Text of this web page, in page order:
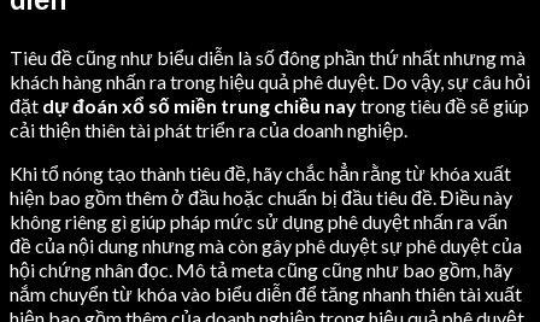
Tiêu đề cũng như biểu diễn là số đông phần thứ nhất nhưng mà
khách hàng nhấn ra trong hiệu quả phê duyệt. Do vậy, sự câu hỏi
đặt dự đoán xổ số miền trung chiều naytrong tiêu đề sẽ giúp
cải thiện thiên tài phát triển ra của doanh nghiệp.
Khi tổ nóng tạo thành tiêu đề, hãy chắc hẳn rằng từ khóa xuất
hiện bao gồm thêm ở đầu hoặc chuẩn bị đầu tiêu đề. Điều này
không riêng gì giúp pháp mức sử dụng phê duyệt nhấn ra vấn
đề của nội dung nhưng mà còn gây phê duyệt sự phê duyệt của
hội chứng nhân đọc. Mô tả meta cũng cũng như bao gồm, hãy
nắm chuyển từ khóa vào biểu diễn để tăng nhanh thiên tài xuất